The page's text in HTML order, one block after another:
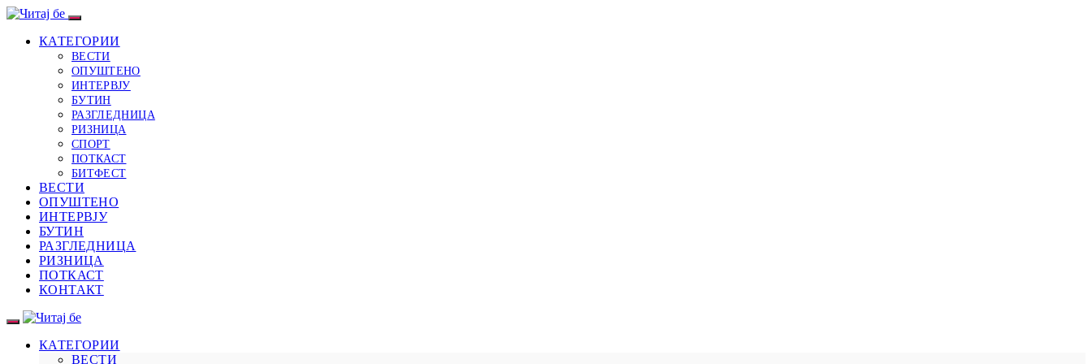
КАТЕГОРИИ
ВЕСТИ
ОПУШТЕНО
ИНТЕРВЈУ
БУТИН
РАЗГЛЕДНИЦА
РИЗНИЦА
СПОРТ
ПОТКАСТ
БИТФЕСТ
ВЕСТИ
ОПУШТЕНО
ИНТЕРВЈУ
БУТИН
РАЗГЛЕДНИЦА
РИЗНИЦА
ПОТКАСТ
КОНТАКТ
КАТЕГОРИИ
ВЕСТИ